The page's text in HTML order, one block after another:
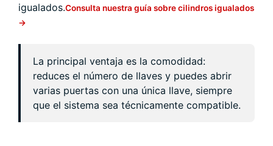
igualados.Consulta nuestra guía sobre cilindros igualados
→
La principal ventaja es la comodidad:
reduces el número de llaves y puedes abrir
varias puertas con una única llave, siempre
que el sistema sea técnicamente compatible.